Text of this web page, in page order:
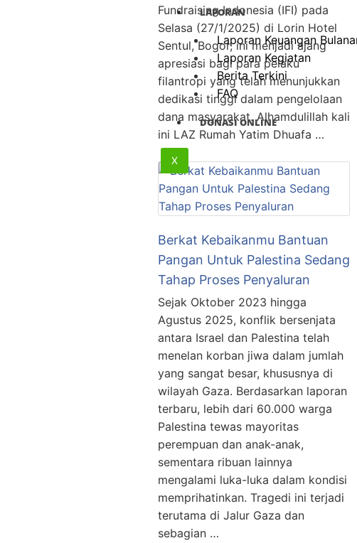
LAPORAN
Laporan Keuangan
Laporan Kegiatan
Berita Terkini
FAQ
DONASI ONLINE
X
Fundraising Indonesia (IFI) pada
Selasa (27/1/2025) di Lorin Hotel
Sentul, Bogor, ini menjadi ajang
apresiasi bagi para pelaku
filantropi yang telah menunjukkan
dedikasi tinggi dalam pengelolaan
dana masyarakat. Alhamdulillah kali
ini LAZ Rumah Yatim Dhuafa …
Berkat Kebaikanmu Bantuan
Pangan Untuk Palestina Sedang
Tahap Proses Penyaluran
Sejak Oktober 2023 hingga
Agustus 2025, konflik bersenjata
antara Israel dan Palestina telah
menelan korban jiwa dalam jumlah
yang sangat besar, khususnya di
wilayah Gaza. Berdasarkan laporan
terbaru, lebih dari 60.000 warga
Palestina tewas mayoritas
perempuan dan anak-anak,
sementara ribuan lainnya
mengalami luka-luka dalam kondisi
memprihatinkan. Tragedi ini terjadi
terutama di Jalur Gaza dan
sebagian …